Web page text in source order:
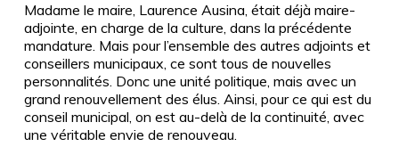
Madame le maire, Laurence Ausina, était déjà maire-
adjointe, en charge de la culture, dans la précédente
mandature. Mais pour l’ensemble des autres adjoints et
conseillers municipaux, ce sont tous de nouvelles
personnalités. Donc une unité politique, mais avec un
grand renouvellement des élus. Ainsi, pour ce qui est du
conseil municipal, on est au-delà de la continuité, avec
une véritable envie de renouveau.